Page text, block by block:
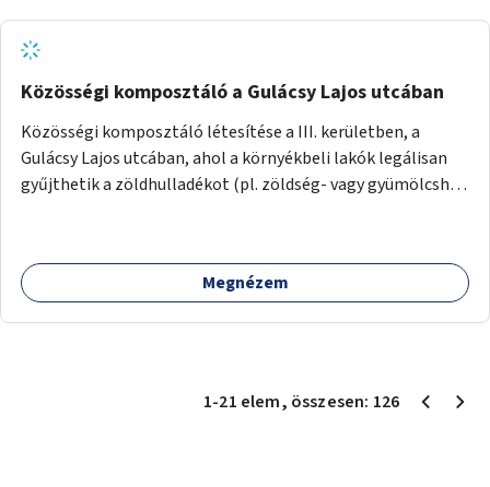
Közösségi komposztáló a Gulácsy Lajos utcában
Közösségi komposztáló létesítése a III. kerületben, a
Gulácsy Lajos utcában, ahol a környékbeli lakók legálisan
gyűjthetik a zöldhulladékot (pl. zöldség- vagy gyümölcshéj,
komposztmesteri képzést is biztosítunk. A komposztáló
csak akkor valósulhat meg, ha létrejön egy helyi fenntartó
Megnézem
1-21 elem, összesen: 126